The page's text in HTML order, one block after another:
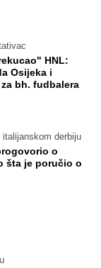
HNL:
Osijeka i
bh. fudbalera
derbiju
o
šta je poručio o